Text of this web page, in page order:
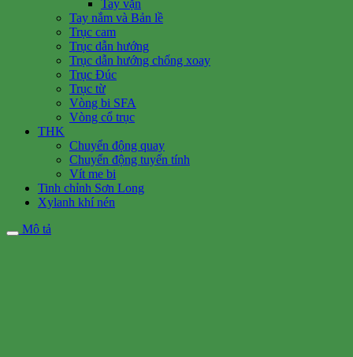
Tay vặn
Tay nắm và Bản lề
Trục cam
Trục dẫn hướng
Trục dẫn hướng chống xoay
Trục Đúc
Trục từ
Vòng bi SFA
Vòng cổ trục
THK
Chuyển động quay
Chuyển động tuyến tính
Vít me bi
Tinh chỉnh Sơn Long
Xylanh khí nén
Mô tả